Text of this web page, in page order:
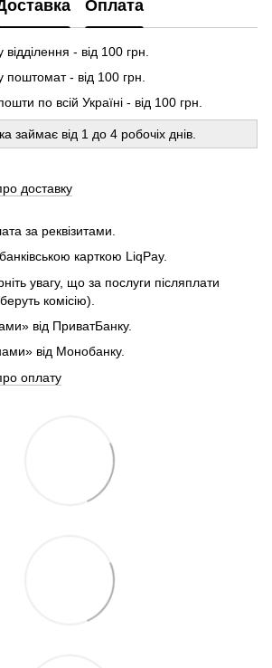
Оплата
- від 100 грн.
- від 100 грн.
по всій Україні - від 100 грн.
займає від 1 до 4 робочіх днів.
доставку
за реквізитами.
карткою LiqPay.
увагу, що за послуги післяплати
комісію).
від ПриватБанку.
від Монобанку.
оплату